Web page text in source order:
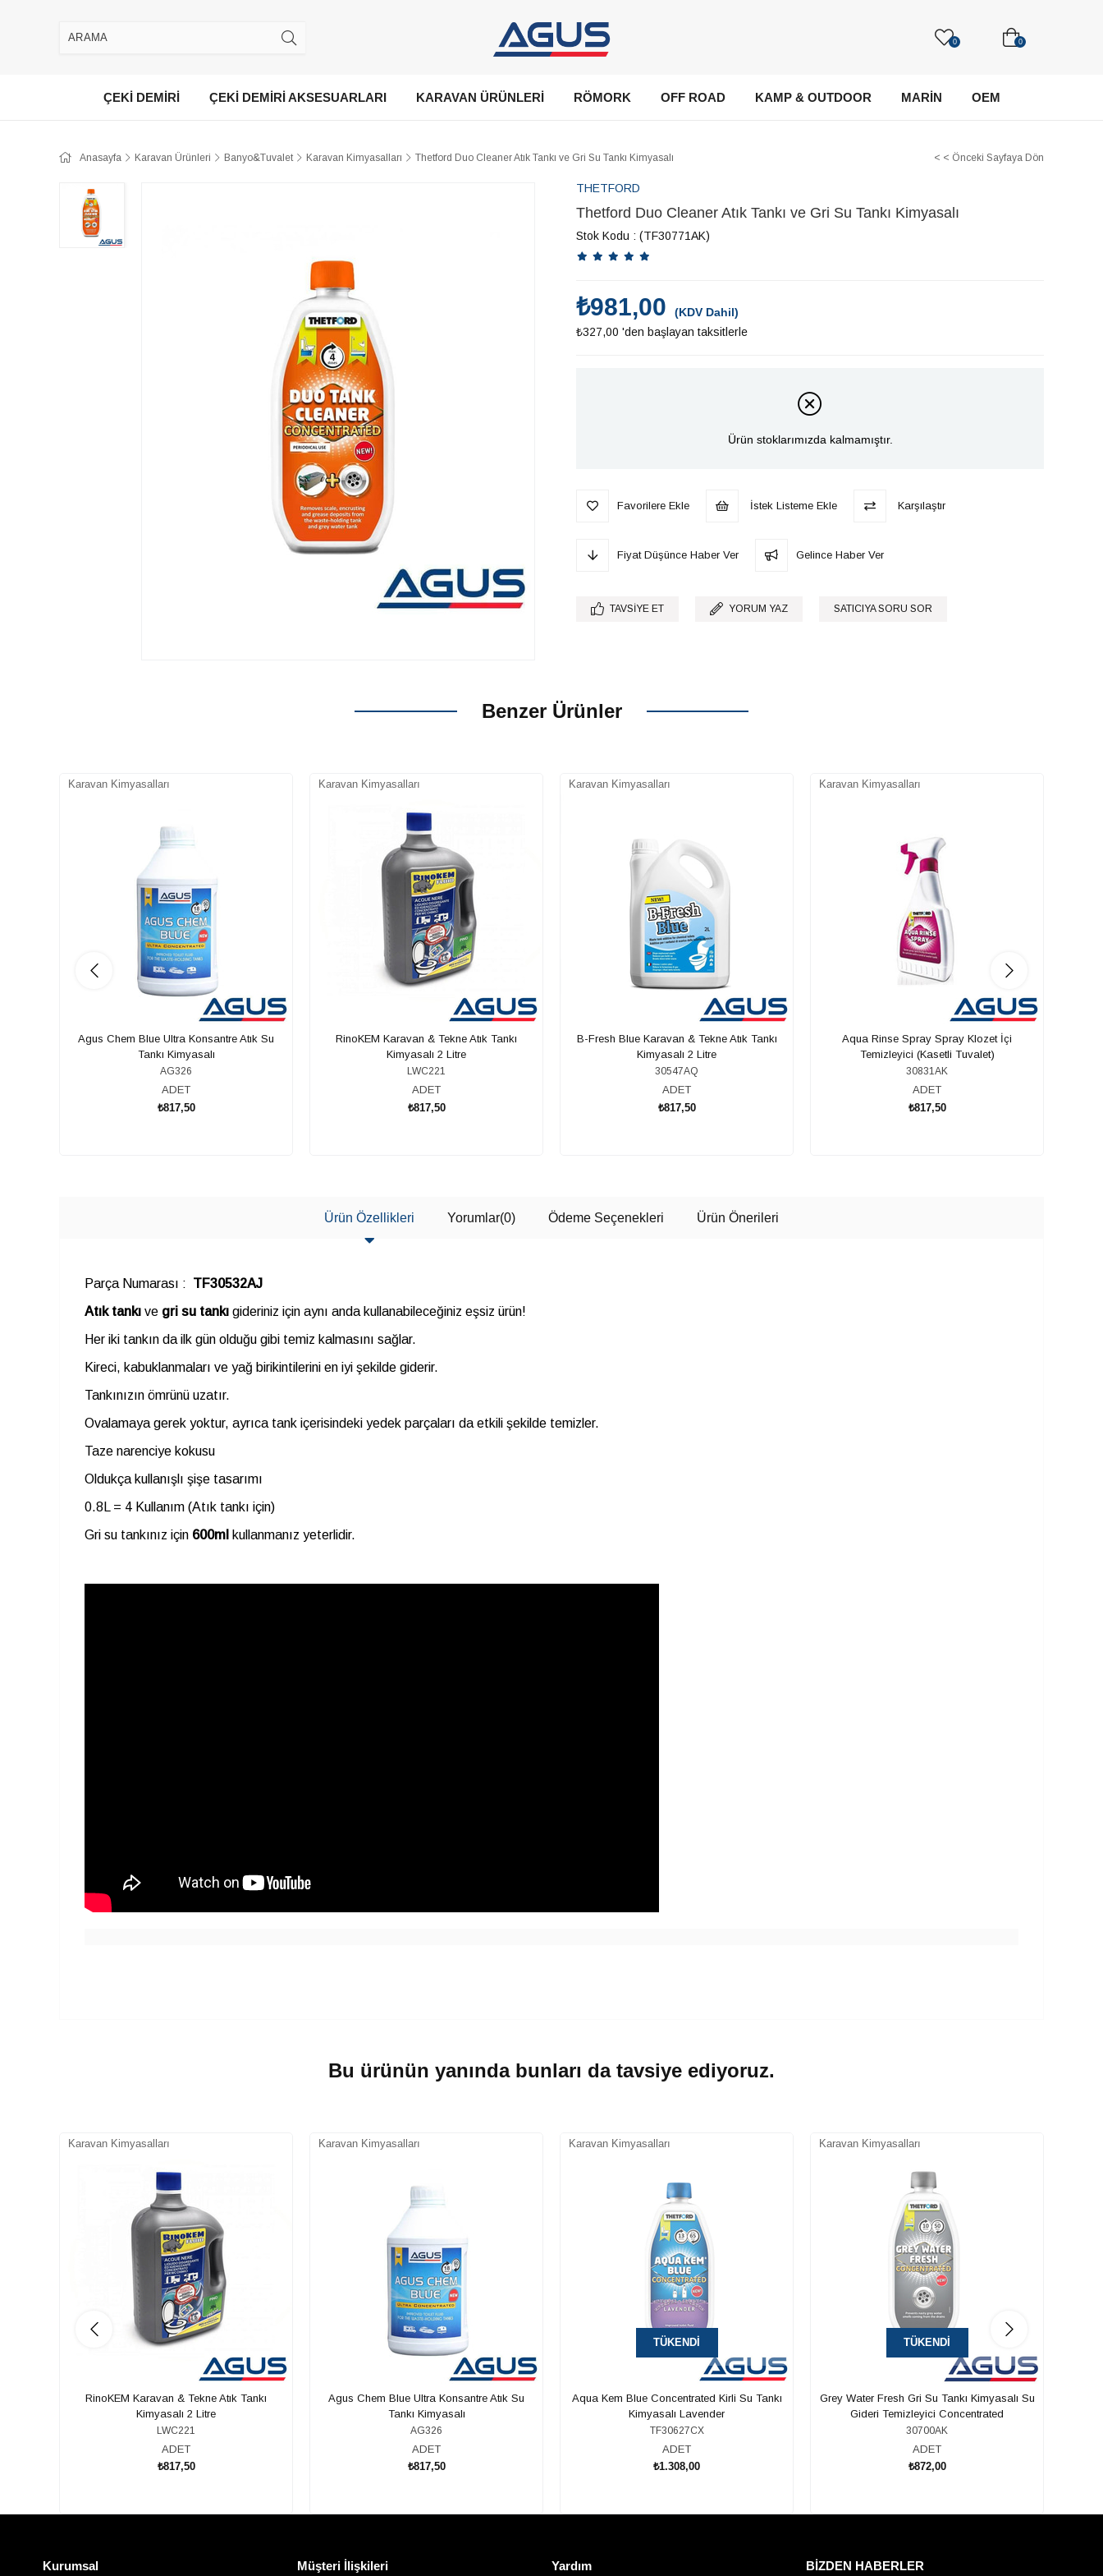
0 0
ÇEKİ DEMİRİ ÇEKİ DEMİRİ AKSESUARLARI KARAVAN ÜRÜNLERİ RÖMORK OFF ROAD KAMP & OUTDOOR MARİN OEM
Anasayfa Karavan Ürünleri Banyo&Tuvalet Karavan Kimyasalları Thetford Duo Cleaner Atık Tankı ve Gri Su Tankı Kimyasalı < < Önceki Sayfaya Dön
THETFORD
Thetford Duo Cleaner Atık Tankı ve Gri Su Tankı Kimyasalı
Stok Kodu (TF30771AK)
₺981,00
(KDV Dahil)
₺327,00 'den başlayan taksitlerle
Ürün stoklarımızda kalmamıştır.
Favorilere Ekle İstek Listeme Ekle Karşılaştır
Fiyat Düşünce Haber Ver Gelince Haber Ver
TAVSIYE ET YORUM YAZ SATICIYA SORU SOR
Benzer Ürünler
Karavan Kimyasalları
Agus Chem Blue Ultra Konsantre Atık Su
Tankı Kimyasalı
AG326
ADET
₺817,50
Karavan Kimyasalları
RinoKEM Karavan & Tekne Atık Tankı
Kimyasalı 2 Litre
LWC221
ADET
₺817,50
Karavan Kimyasalları
B-Fresh Blue Karavan & Tekne Atık Tankı
Kimyasalı 2 Litre
30547AQ
ADET
₺817,50
Karavan Kimyasalları
Aqua Rinse Spray Spray Klozet İçi
Temizleyici (Kasetli Tuvalet)
30831AK
ADET
₺817,50
Ürün Özellikleri Yorumlar(0) Ödeme Seçenekleri Ürün Önerileri
Parça Numarası : TF30532AJ
Atık tankı ve gri su tankı gideriniz için aynı anda kullanabileceğiniz eşsiz ürün!
Her iki tankın da ilk gün olduğu gibi temiz kalmasını sağlar.
Kireci, kabuklanmaları ve yağ birikintilerini en iyi şekilde giderir.
Tankınızın ömrünü uzatır.
Ovalamaya gerek yoktur, ayrıca tank içerisindeki yedek parçaları da etkili şekilde temizler.
Taze narenciye kokusu
Oldukça kullanışlı şişe tasarımı
0.8L = 4 Kullanım (Atık tankı için)
Gri su tankınız için 600ml kullanmanız yeterlidir.
Bu ürünün yanında bunları da tavsiye ediyoruz.
Karavan Kimyasalları
RinoKEM Karavan & Tekne Atık Tankı
Kimyasalı 2 Litre
LWC221
ADET
₺817,50
Karavan Kimyasalları
Agus Chem Blue Ultra Konsantre Atık Su
Tankı Kimyasalı
AG326
ADET
₺817,50
Karavan Kimyasalları
TÜKENDI
Aqua Kem Blue Concentrated Kirli Su Tankı
Kimyasalı Lavender
TF30627CX
ADET
₺1.308,00
Karavan Kimyasalları
TÜKENDI
Grey Water Fresh Gri Su Tankı Kimyasalı Su
Gideri Temizleyici Concentrated
30700AK
ADET
₺872,00
Kurumsal Müşteri İlişkileri Yardım BİZDEN HABERLER